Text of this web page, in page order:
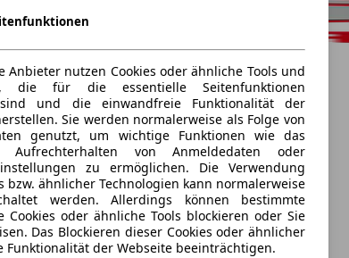
Anbieter nutzen Cookies oder ähnliche Tools und
die für die essentielle Seitenfunktionen
und die einwandfreie Funktionalität der
Sie werden normalerweise als Folge von
genutzt, um wichtige Funktionen wie das
Aufrechterhalten von Anmeldedaten oder
zu ermöglichen. Die Verwendung
bzw. ähnlicher Technologien kann normalerweise
werden. Allerdings können bestimmte
Cookies oder ähnliche Tools blockieren oder Sie
Das Blockieren dieser Cookies oder ähnlicher
Funktionalität der Webseite beeinträchtigen.